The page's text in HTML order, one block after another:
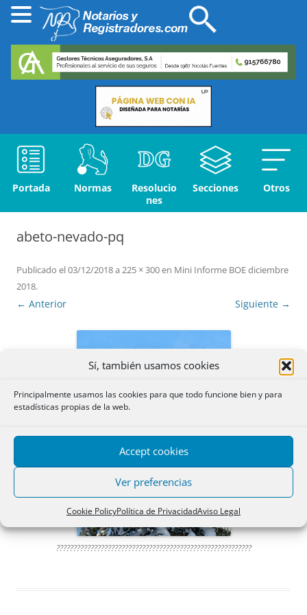
Sí, también usamos cookies
Principalmente usamos las cookies para que todo funcione bien y para
estadísticas propias de la web.
Accept cookies
Ver preferencias
Cookie PolicyPolítica de PrivacidadAviso Legal
Portada Normas
Resolucio
nes
Secciones Otros
abeto-nevado-pq
Publicado el03/12/2018a 225 × 300en Mini Informe BOE diciembre
2018.
← Anterior Siguiente →
?????????????????????????????????????????????????????????